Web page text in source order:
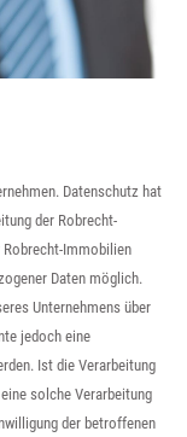
Datenschutz hat
der Robrecht-
Immobilien
Daten möglich.
Unternehmens über
jedoch eine
Ist die Verarbeitung
solche Verarbeitung
der betroffenen